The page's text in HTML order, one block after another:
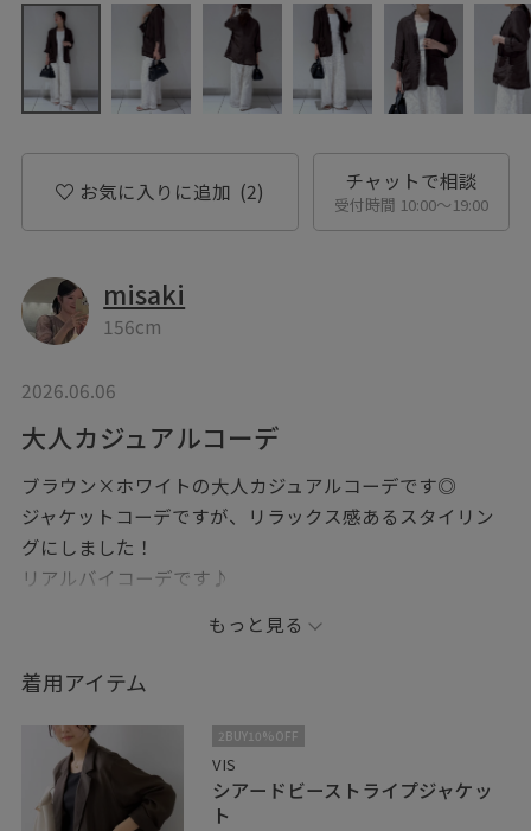
お気に入りに追加 (2) チャットで相談
受付時間 10:00〜19:00
misaki
156cm
2026.06.06
大人カジュアルコーデ
ブラウン×ホワイトの大人カジュアルコーデです◎
ジャケットコーデですが、リラックス感あるスタイリン
グにしました！
リアルバイコーデです♪
LINEで京阪百貨店VISスタッフにご相談は【友だち追加】
をタップ！！
もっと見る
着用アイテム
2BUY10%OFF
VIS
シアードビーストライプジャケッ
ト